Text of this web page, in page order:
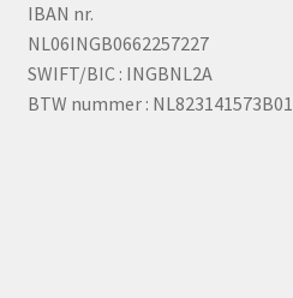
IBAN nr.
NL06INGB0662257227
SWIFT/BIC : INGBNL2A
BTW nummer : NL823141573B01